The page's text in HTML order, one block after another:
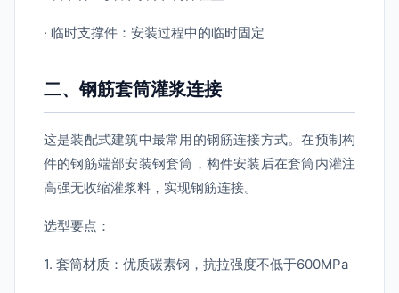
· 临时支撑件：安装过程中的临时固定
二、钢筋套筒灌浆连接
这是装配式建筑中最常用的钢筋连接方式。在预制构
件的钢筋端部安装钢套筒，构件安装后在套筒内灌注
高强无收缩灌浆料，实现钢筋连接。
选型要点：
1. 套筒材质：优质碳素钢，抗拉强度不低于600MPa